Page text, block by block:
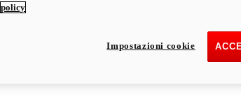
policy
Impostazioni cookie